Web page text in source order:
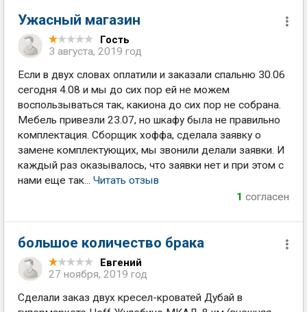
Ужасный магазин
Гость
3 августа, 2019 год
Если в двух словах оплатили и заказали спальню 30.06
сегодня 4.08 и мы до сих пор ей не можем
воспользываться так, какиона до сих пор не собрана.
Мебель привезли 23.07, но шкафу была не правильно
комплектация. Сборщик хоффа, сделала заявку о
замене комплектующих, мы звонили делали заявки. И
каждый раз оказывалось, что заявки нет и при этом с
нами еще так... Читать отзыв
1 согласен
большое количество брака
Евгений
27 ноября, 2019 год
Сделали заказ двух кресел-кроватей Дубай в